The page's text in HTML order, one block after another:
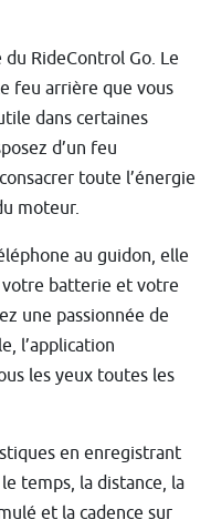
RideControl Go. Le
feu arrière que vous
dans certaines
d’un feu
toute l’énergie
moteur.
au guidon, elle
batterie et votre
une passionnée de
l’application
les yeux toutes les
en enregistrant
temps, la distance, la
et la cadence sur